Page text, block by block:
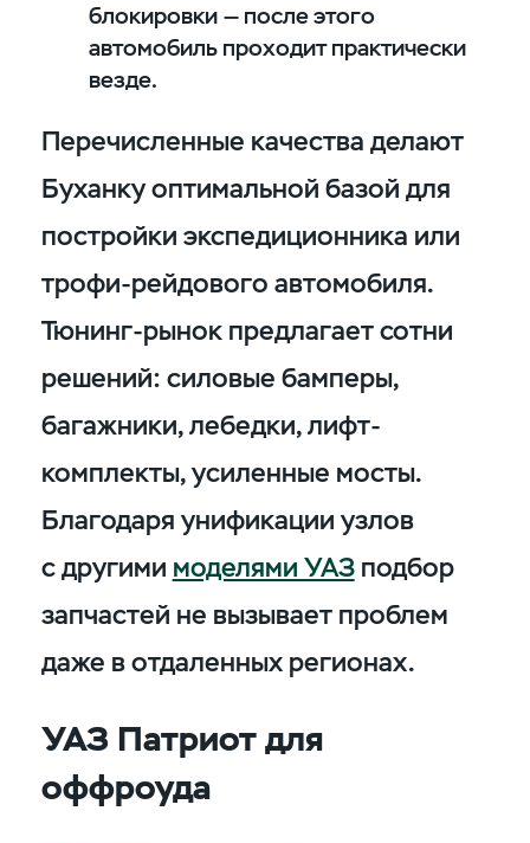
блокировки — после этого
автомобиль проходит практически
везде.
Перечисленные качества делают
Буханку оптимальной базой для
постройки экспедиционника или
трофи-рейдового автомобиля.
Тюнинг-рынок предлагает сотни
решений: силовые бамперы,
багажники, лебедки, лифт-
комплекты, усиленные мосты.
Благодаря унификации узлов
с другими моделями УАЗподбор
запчастей не вызывает проблем
даже в отдаленных регионах.
УАЗ Патриот для
оффроуда